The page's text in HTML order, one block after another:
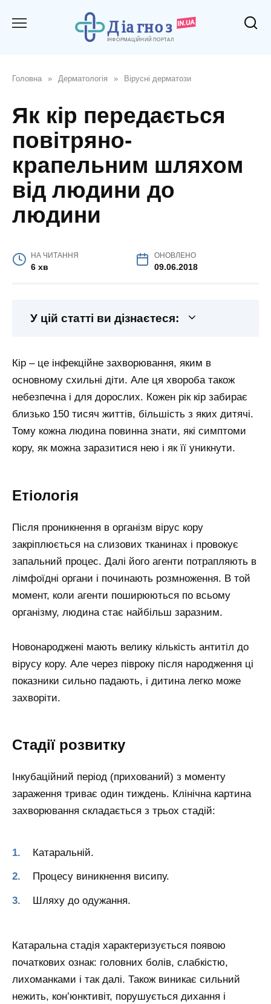
Головна » Дерматологія » Вірусні дерматози
Як кір передається
повітряно-
крапельним шляхом
від людини до
людини
НА ЧИТАННЯ
6 хв
ОНОВЛЕНО
09.06.2018
У цій статті ви дізнаєтеся:
Кір – це інфекційне захворювання, яким в
основному схильні діти. Але ця хвороба також
небезпечна і для дорослих. Кожен рік кір забирає
близько 150 тисяч життів, більшість з яких дитячі.
Тому кожна людина повинна знати, які симптоми
кору, як можна заразитися нею і як її уникнути.
Етіологія
Після проникнення в організм вірус кору
закріплюється на слизових тканинах і провокує
запальний процес. Далі його агенти потрапляють в
лімфоїдні органи і починають розмноження. В той
момент, коли агенти поширюються по всьому
організму, людина стає найбільш заразним.
Новонароджені мають велику кількість антитіл до
вірусу кору. Але через півроку після народження ці
показники сильно падають, і дитина легко може
захворіти.
Стадії розвитку
Інкубаційний період (прихований) з моменту
зараження триває один тиждень. Клінічна картина
захворювання складається з трьох стадій:
Катаральній.
Процесу виникнення висипу.
Шляху до одужання.
Катаральна стадія характеризується появою
початкових ознак: головних болів, слабкістю,
лихоманками і так далі. Також виникає сильний
нежить, кон’юнктивіт, порушується дихання і